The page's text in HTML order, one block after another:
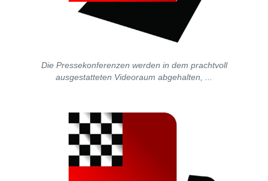
Die Pressekonferenzen werden in dem prachtvoll
ausgestatteten Videoraum abgehalten, ...